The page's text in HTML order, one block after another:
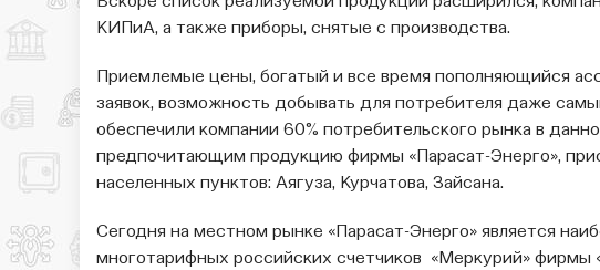
КИПиА, а также приборы, снятые с производства.
Приемлемые цены, богатый и все время пополняющийся
заявок, возможность добывать для потребителя даже
обеспечили компании 60% потребительского рынка в
предпочитающим продукцию фирмы «Парасат-Энерго»,
населенных пунктов: Аягуза, Курчатова, Зайсана.
Сегодня на местном рынке «Парасат-Энерго» является
многотарифных российских счетчиков «Меркурий»